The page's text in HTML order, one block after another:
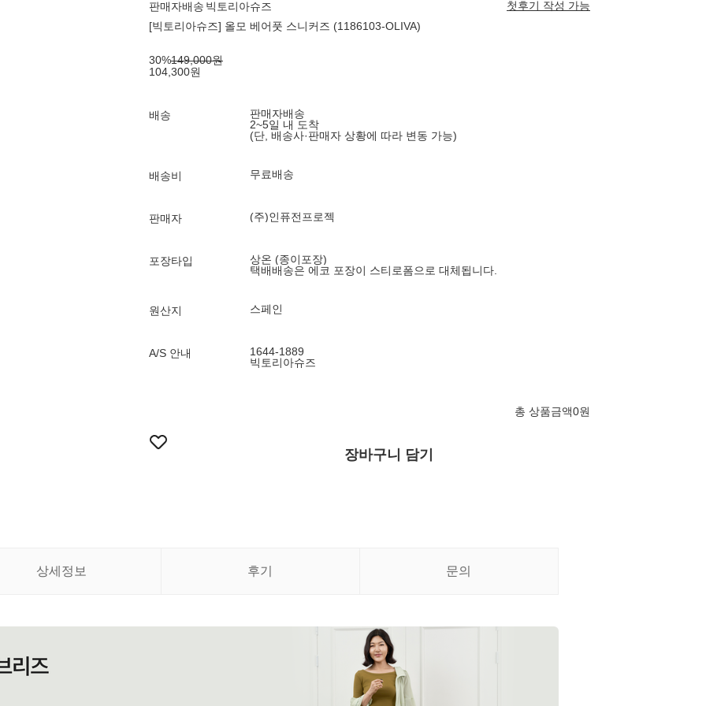
판매자배송 빅토리아슈즈
첫후기 작성 가능
[빅토리아슈즈] 올모 베어풋 스니커즈 (1186103-OLIVA)
30%149,000원
104,300원
배송
판매자배송
2~5일 내 도착
(단, 배송사·판매자 상황에 따라 변동 가능)
배송비 무료배송
판매자 (주)인퓨전프로젝
포장타입
상온 (종이포장)
택배배송은 에코 포장이 스티로폼으로 대체됩니다.
원산지 스페인
A/S 안내
1644-1889
빅토리아슈즈
총 상품금액0원
장바구니 담기
상세정보 후기 문의